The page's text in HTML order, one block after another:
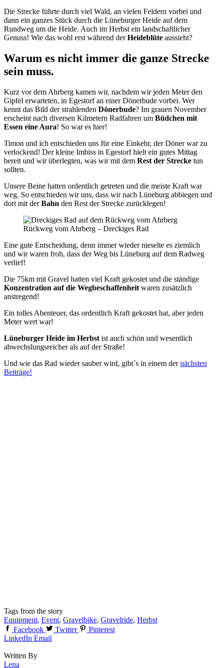
Die Strecke führte durch viel Wald, an vielen Feldern vorbei und
dann ein ganzes Stück durch die Lüneburger Heide auf dem
Rundweg um die Heide. Auch im Herbst ein landschaftlicher
Genuss! Wie das wohl erst während derHeideblüte aussieht?
Warum es nicht immer die ganze Strecke
sein muss.
Kurz vor dem Ahrberg kamen wir, nachdem wir jeden Meter den
Gipfel erwarteten, in Egestorf an einer Dönerbude vorbei. Wer
kennt das Bild der strahlenden Dönerbude? Im grauen November
erscheint nach diversen Kilmetern Radfahren um Büdchen mit
Essen eine Aura! So war es hier!
Timon und ich entschieden uns für eine Einkehr, der Döner war zu
verlockend! Der kleine Imbiss in Egestorf hielt ein gutes Mittag
bereit und wir überlegten, was wir mit dem Rest der Strecke tun
sollten.
Unsere Beine hatten ordentlich getreten und die meiste Kraft war
weg. So entschieden wir uns, dass wir nach Lüneburg abbiegen und
dort mit derBahn den Rest der Strecke zurücklegen!
Rückweg vom Ahrberg – Dreckiges Rad
Eine gute Entscheidung, denn immer wieder nieselte es ziemlich
und wir waren froh, dass der Weg bis Lüneburg auf dem Radweg
verlief!
Die 75km mit Gravel hatten viel Kraft gekostet und die ständige
Konzentration auf die Wegbeschaffenheit waren zusätzlich
anstregend!
Ein tolles Abenteuer, das ordentlich Kraft gekostet hat, aber jeden
Meter wert war!
Lüneburger Heide im Herbst ist auch schön und wesentlich
abwechslungsreicher als auf der Straße!
Und wie das Rad wieder sauber wird, gibt´s in einem dernächsten
Beiträge!
Tags from the story
Equipment, Event, Gravelbike, Gravelride, Herbst
Facebook
Twitter
Pinterest
LinkedIn Email
Written By
Lena